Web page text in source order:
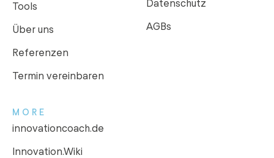
Tools
Über uns
Referenzen
Termin vereinbaren
Datenschutz
AGBs
MORE
innovationcoach.de
Innovation.Wiki